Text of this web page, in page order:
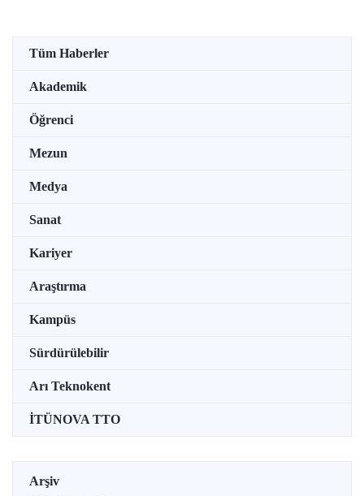
Tüm Haberler
Akademik
Öğrenci
Mezun
Medya
Sanat
Kariyer
Araştırma
Kampüs
Sürdürülebilir
Arı Teknokent
İTÜNOVA TTO
Arşiv